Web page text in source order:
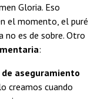
Gloria. Eso
el momento, el puré
no es de sobre. Otro
:
aseguramiento
creamos cuando